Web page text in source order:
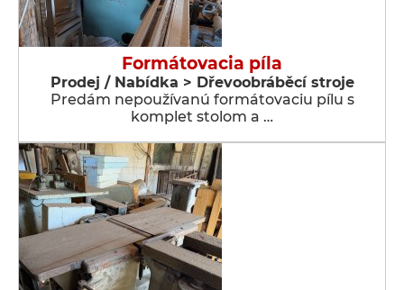
Formátovacia píla
Prodej / Nabídka > Dřevoobráběcí stroje
Predám nepoužívanú formátovaciu pílu s
komplet stolom a …